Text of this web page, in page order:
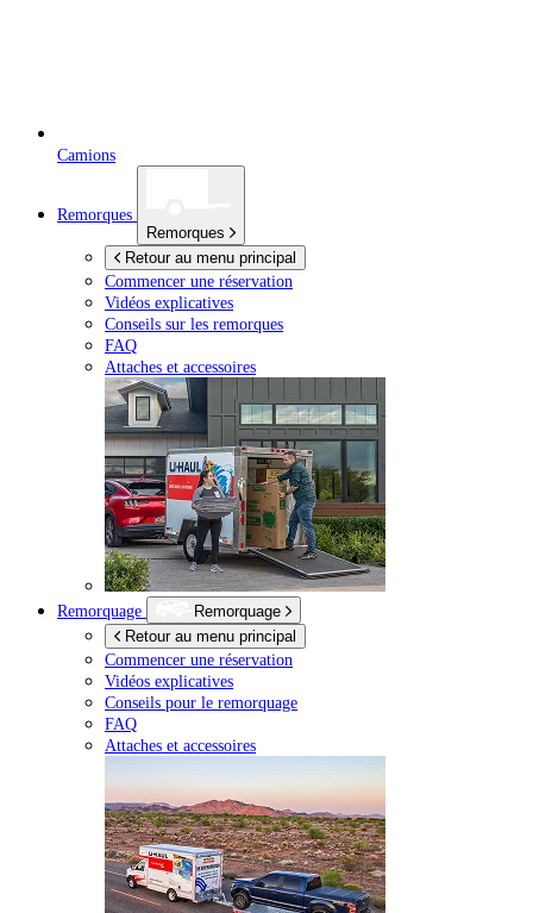
Camions
Remorques
Remorques
Retour au menu principal
Commencer une réservation
Vidéos explicatives
Conseils sur les remorques
FAQ
Attaches et accessoires
Remorquage
Remorquage
Retour au menu principal
Commencer une réservation
Vidéos explicatives
Conseils pour le remorquage
FAQ
Attaches et accessoires